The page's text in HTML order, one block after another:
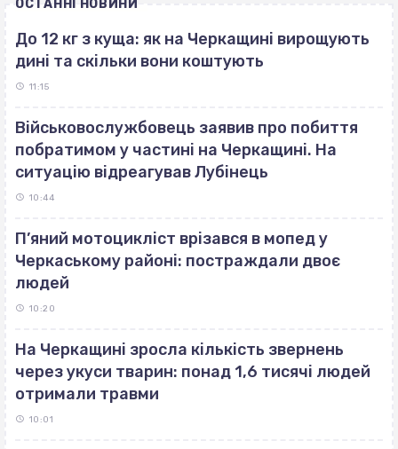
ОСТАННІ НОВИНИ
До 12 кг з куща: як на Черкащині вирощують
дині та скільки вони коштують
11:15
Військовослужбовець заявив про побиття
побратимом у частині на Черкащині. На
ситуацію відреагував Лубінець
10:44
П’яний мотоцикліст врізався в мопед у
Черкаському районі: постраждали двоє
людей
10:20
На Черкащині зросла кількість звернень
через укуси тварин: понад 1,6 тисячі людей
отримали травми
10:01